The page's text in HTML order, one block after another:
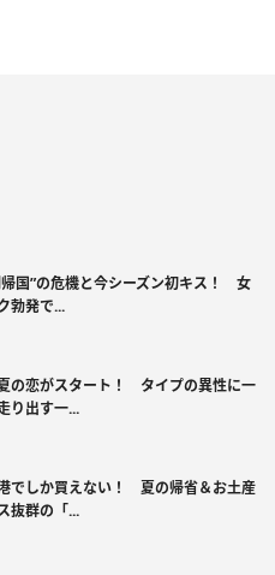
帰国”の危機と今シーズン初キス！ 女
勃発で...
の恋がスタート！ タイプの異性に一
出す一...
でしか買えない！ 夏の帰省＆お土産
抜群の「...